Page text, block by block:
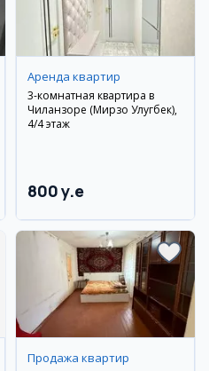
Аренда квартир
3-комнатная квартира в
Чиланзоре (Мирзо Улугбек),
4/4 этаж
800 y.e
Продажа квартир